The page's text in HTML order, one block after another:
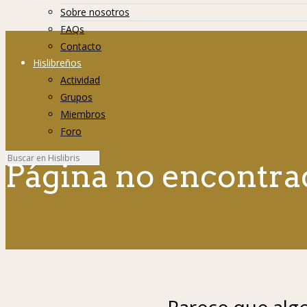
Sobre nosotros
FAQs
Contacto
Hislibreños
Actividad
Grupos
Miembros
Foro
Página no